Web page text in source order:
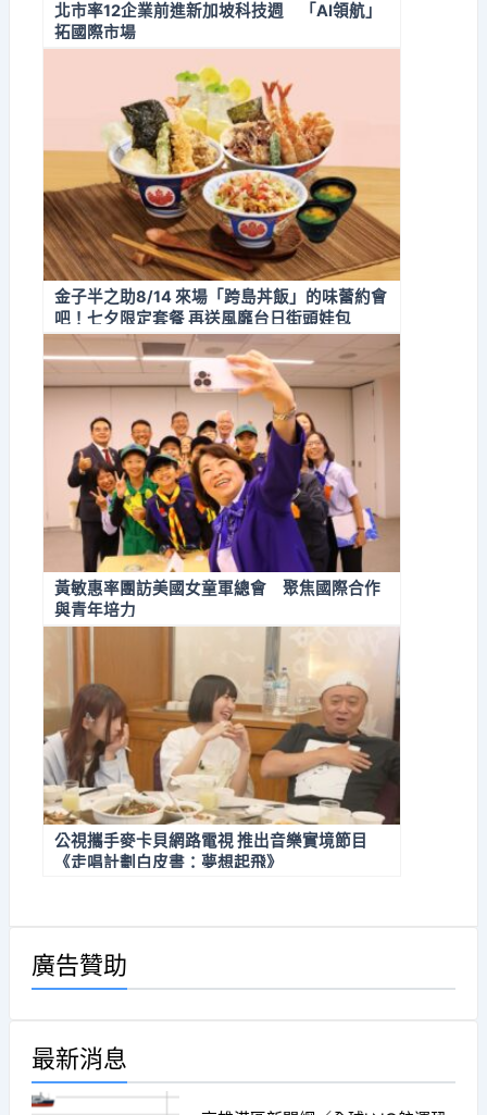
北市率12企業前進新加坡科技週 「AI領航」
拓國際市場
金子半之助8/14 來場「跨島丼飯」的味蕾約會
吧！七夕限定套餐 再送風靡台日街頭娃包
黃敏惠率團訪美國女童軍總會 聚焦國際合作
與青年培力
公視攜手麥卡貝網路電視 推出音樂實境節目
《走唱計劃白皮書：夢想起飛》
廣告贊助
最新消息